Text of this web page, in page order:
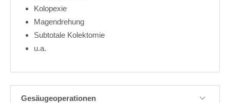
Kolopexie
Magendrehung
Subtotale Kolektomie
u.a.
Gesäugeoperationen